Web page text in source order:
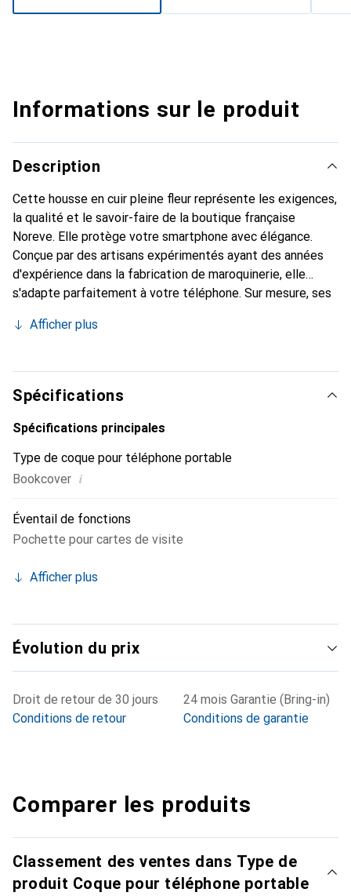
Informations sur le produit
Description
Cette housse en cuir pleine fleur représente les exigences,
la qualité et le savoir-faire de la boutique française
Noreve. Elle protège votre smartphone avec élégance.
Conçue par des artisans expérimentés ayant des années
d'expérience dans la fabrication de maroquinerie, elle
s'adapte parfaitement à votre téléphone. Sur mesure, ses
Elle devient l'accessoire chic et indispensable pour votre
produits de haute qualité, la marque Noreve est un choix
fiable pour une clientèle exigeante.
Afficher plus
Spécifications
Spécifications principales
Type de coque pour téléphone portable
Bookcover i
Éventail de fonctions
Pochette pour cartes de visite
Afficher plus
Évolution du prix
Droit de retour de 30 jours
Conditions de retour
24 mois Garantie (Bring-in)
Conditions de garantie
Comparer les produits
Classement des ventes dans Type de
produit Coque pour téléphone portable